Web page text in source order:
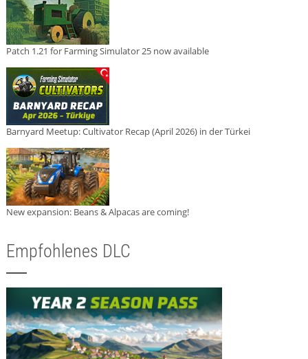
Patch 1.21 for Farming Simulator 25 now available
Barnyard Meetup: Cultivator Recap (April 2026) in der Türkei
New expansion: Beans & Alpacas are coming!
Empfohlenes DLC